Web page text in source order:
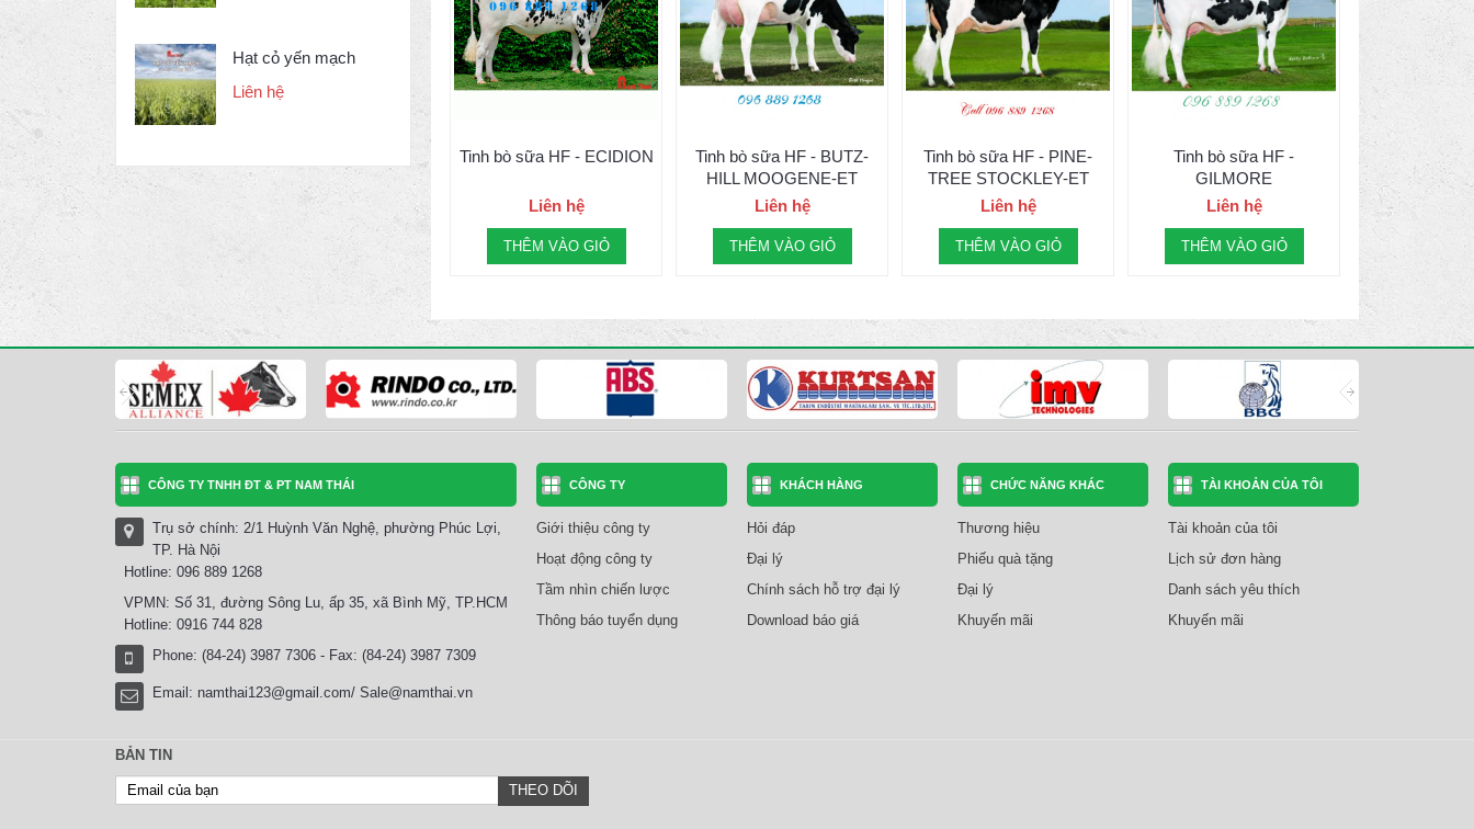
Hạt cỏ yến mạch
Liên hệ
Tinh bò sữa HF - ECIDION
Liên hệ
THÊM VÀO GIỎ
Tinh bò sữa HF - BUTZ-
HILL MOOGENE-ET
Liên hệ
THÊM VÀO GIỎ
Tinh bò sữa HF - PINE-
TREE STOCKLEY-ET
Liên hệ
THÊM VÀO GIỎ
Tinh bò sữa HF -
GILMORE
Liên hệ
THÊM VÀO GIỎ
CÔNG TY TNHH ĐT & PT NAM THÁI
Trụ sở chính: 2/1 Huỳnh Văn Nghệ, phường Phúc Lợi,
TP. Hà Nội
Hotline: 096 889 1268
VPMN: Số 31, đường Sông Lu, ấp 35, xã Bình Mỹ, TP.HCM
Hotline: 0916 744 828
Phone: (84-24) 3987 7306 - Fax: (84-24) 3987 7309
Email: namthai123@gmail.com/ Sale@namthai.vn
CÔNG TY
Giới thiệu công ty
Hoạt động công ty
Tầm nhìn chiến lược
Thông báo tuyển dụng
KHÁCH HÀNG
Hỏi đáp
Đại lý
Chính sách hỗ trợ đại lý
Download báo giá
CHỨC NĂNG KHÁC
Thương hiệu
Phiếu quà tặng
Đại lý
Khuyến mãi
TÀI KHOẢN CỦA TÔI
Tài khoản của tôi
Lịch sử đơn hàng
Danh sách yêu thích
Khuyến mãi
BẢN TIN